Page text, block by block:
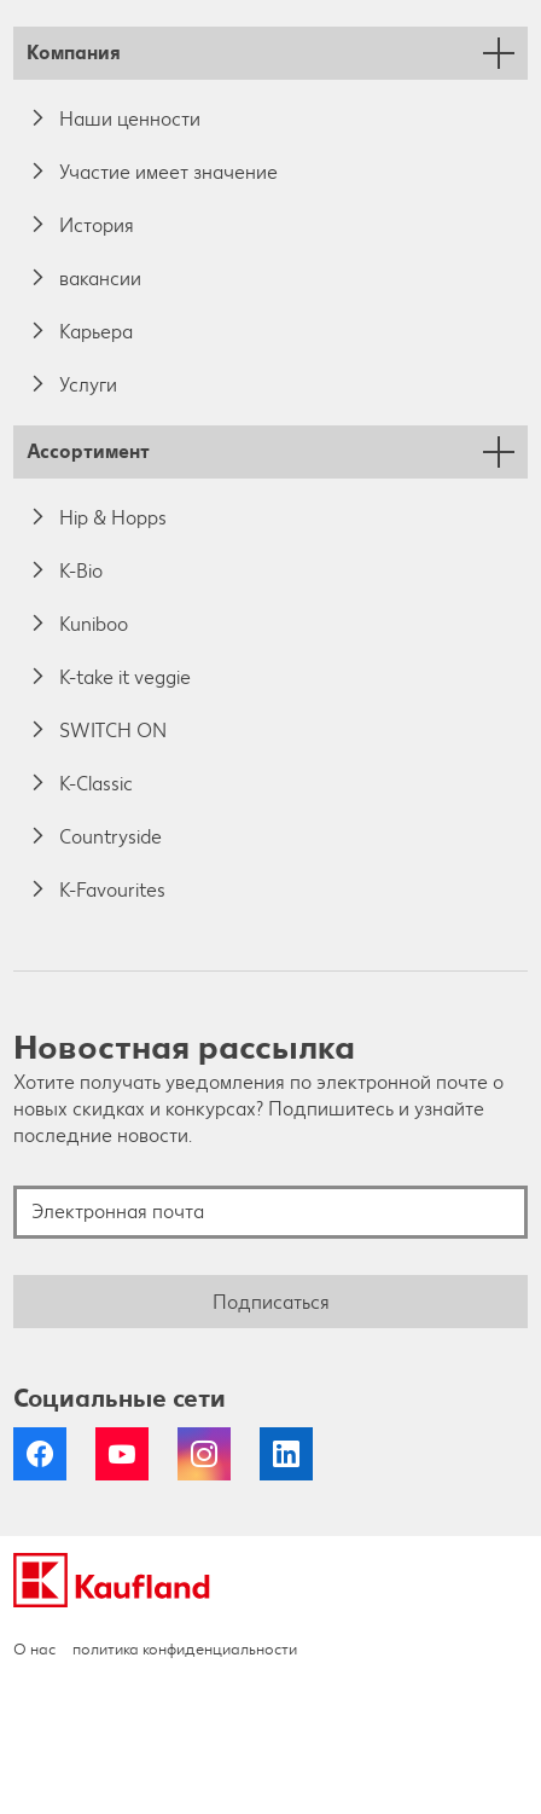
Компания
Наши ценности
Участие имеет значение
История
вакансии
Карьера
Услуги
Ассортимент
Hip & Hopps
K-Bio
Kuniboo
K-take it veggie
SWITCH ON
K-Classic
Countryside
K-Favourites
Новостная рассылка
Хотите получать уведомления по электронной почте о
новых скидках и конкурсах? Подпишитесь и узнайте
последние новости.
Подписаться
Социальные сети
Facebook YouTube Instagram
О нас политика конфиденциальности